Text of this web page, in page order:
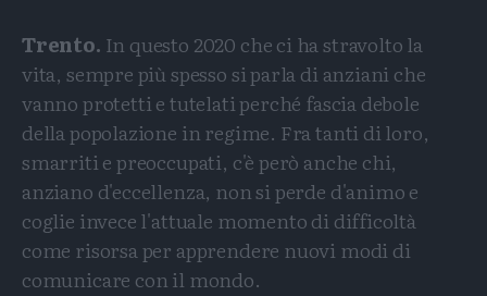
Trento. In questo 2020 che ci ha stravolto la
vita, sempre più spesso si parla di anziani che
vanno protetti e tutelati perché fascia debole
della popolazione in regime. Fra tanti di loro,
smarriti e preoccupati, c'è però anche chi,
anziano d'eccellenza, non si perde d'animo e
coglie invece l'attuale momento di difficoltà
come risorsa per apprendere nuovi modi di
comunicare con il mondo.